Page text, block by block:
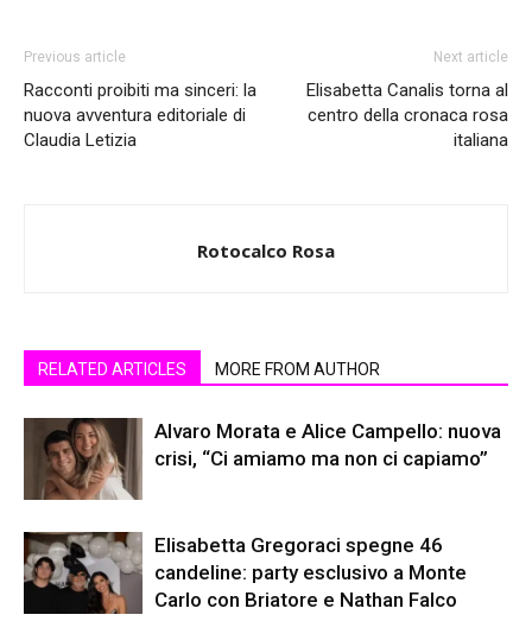
Previous article
Racconti proibiti ma sinceri: la
nuova avventura editoriale di
Claudia Letizia
Next article
Elisabetta Canalis torna al
centro della cronaca rosa
italiana
Rotocalco Rosa
RELATED ARTICLES MORE FROM AUTHOR
Alvaro Morata e Alice Campello: nuova
crisi, “Ci amiamo ma non ci capiamo”
Elisabetta Gregoraci spegne 46
candeline: party esclusivo a Monte
Carlo con Briatore e Nathan Falco